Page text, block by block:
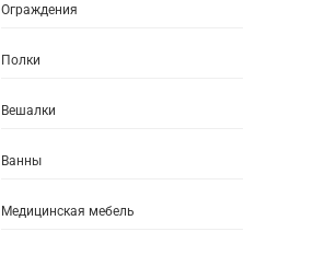
Ограждения
Полки
Вешалки
Ванны
Медицинская мебель